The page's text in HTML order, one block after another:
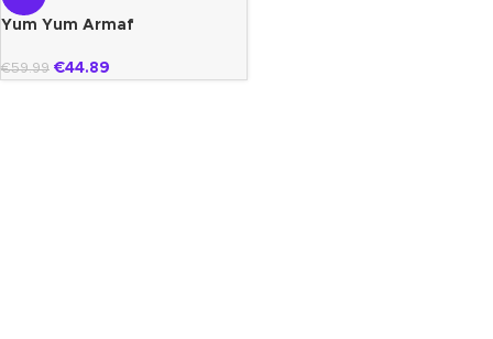
Yum Yum Armaf
€59.99 €44.89